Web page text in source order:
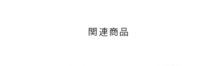
※#16からは22,000円(税込)の加
■お届け目安が「3営業日以内に発送」の商品
ージの購入履歴一覧よりご注文状況をご確認いた
関連商品